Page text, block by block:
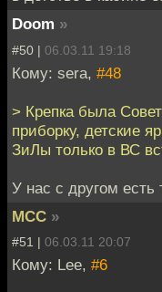
Doom »
#50 | 06.03.11 19:18
Кому: sera, #48
> Крепка была
приборку, детские
ЗиЛы только в ВС
У нас с другом есть
MCC »
#51 | 06.03.11 20:07
Кому: Lee, #6